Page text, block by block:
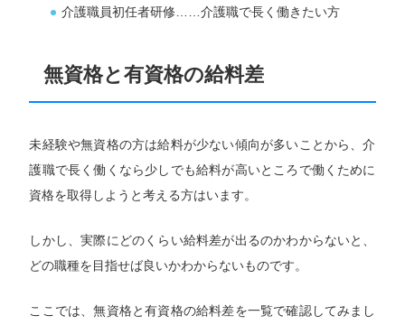
介護職員初任者研修……介護職で長く働きたい方
無資格と有資格の給料差
未経験や無資格の方は給料が少ない傾向が多いことから、介
護職で長く働くなら少しでも給料が高いところで働くために
資格を取得しようと考える方はいます。
しかし、実際にどのくらい給料差が出るのかわからないと、
どの職種を目指せば良いかわからないものです。
ここでは、無資格と有資格の給料差を一覧で確認してみまし